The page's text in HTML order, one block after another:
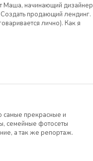
Маша, начинающий дизайнер
Создать продающий лендинг.
лично). Как я
составлю: -портрет
самые прекрасные и
семейные фотосеты
а так же репортаж.
и свето- коррекцию, в
Час работы